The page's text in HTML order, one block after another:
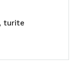
turite